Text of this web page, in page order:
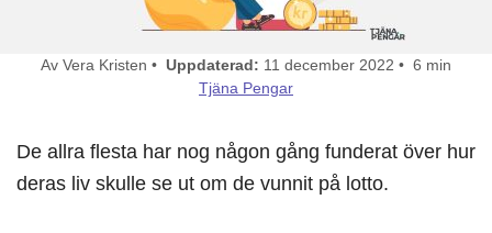
Av Vera Kristen • Uppdaterad: 11 december 2022 • 6 min
Tjäna Pengar
De allra flesta har nog någon gång funderat över hur
deras liv skulle se ut om de vunnit på lotto.